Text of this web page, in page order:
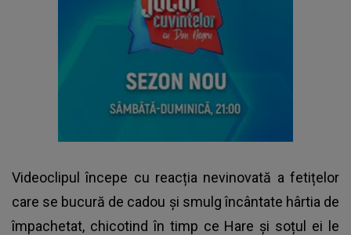
Videoclipul începe cu reacția nevinovată a fetițelor
care se bucură de cadou și smulg încântate hârtia de
împachetat, chicotind în timp ce Hare și soțul ei le